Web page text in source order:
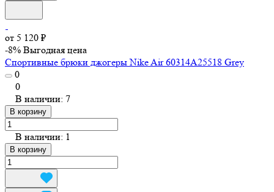
от 5 120 ₽
-8% Выгодная цена
Спортивные брюки джогеры Nike Air 60314A25518 Grey
0
0
В наличии: 7
В корзину
В наличии: 1
В корзину